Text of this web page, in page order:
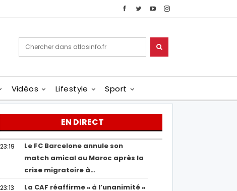
Vidéos Lifestyle Sport
EN DIRECT
23:19
Le FC Barcelone annule son
match amical au Maroc après la
crise migratoire à…
23:13
La CAF réaffirme « à l’unanimité »